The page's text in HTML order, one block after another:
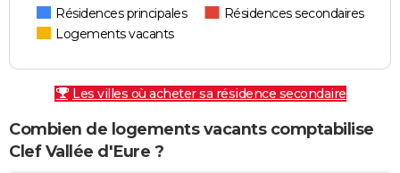
Résidences principales
Résidences secondaires
Logements vacants
Les villes où acheter sa résidence secondaire
Combien de logements vacants comptabilise
Clef Vallée d'Eure ?